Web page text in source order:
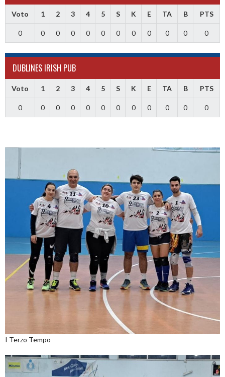
Voto 1 2 3 4 5 S K E TA B PTS
0 0 0 0 0 0 0 0 0 0 0 0
DUBLINES IRISH PUB
Voto 1 2 3 4 5 S K E TA B PTS
0 0 0 0 0 0 0 0 0 0 0 0
I Terzo Tempo